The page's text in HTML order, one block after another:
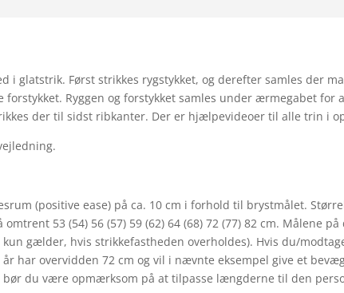
i glatstrik. Først strikkes rygstykket, og derefter samles der
Ryggen og forstykket samles under ærmegabet for
der til sidst ribkanter. Der er hjælpevideoer til alle trin i
(positive ease) på ca. 10 cm i forhold til brystmålet.
53 (54) 56 (57) 59 (62) 64 (68) 72 (77) 82 cm. Målene
gælder, hvis strikkefastheden overholdes). Hvis du/
har overvidden 72 cm og vil i nævnte eksempel give et
du være opmærksom på at tilpasse længderne til den